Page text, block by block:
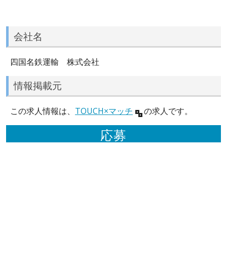
会社名
四国名鉄運輸 株式会社
情報掲載元
この求人情報は、 TOUCH×マッチ の求人です。
応募